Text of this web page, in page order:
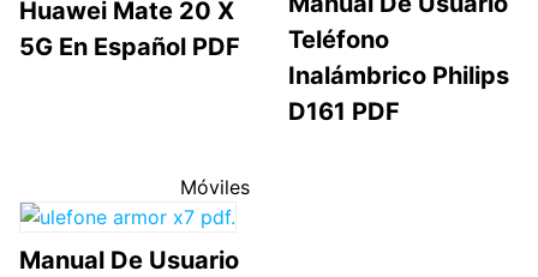
Huawei Mate 20 X
5G En Español PDF
Teléfono
Inalámbrico Philips
D161 PDF
Móviles
Manual De Usuario